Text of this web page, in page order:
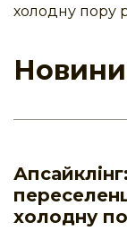
холодну пору
Новини
холодну